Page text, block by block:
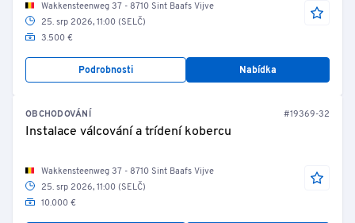
Wakkensteenweg 37 - 8710 Sint Baafs Vijve
25. srp 2026, 11:00 (SELČ)
3.500 €
Podrobnosti Nabídka
OBCHODOVÁNÍ #19369-32
Instalace válcování a trídení kobercu
Wakkensteenweg 37 - 8710 Sint Baafs Vijve
25. srp 2026, 11:00 (SELČ)
10.000 €